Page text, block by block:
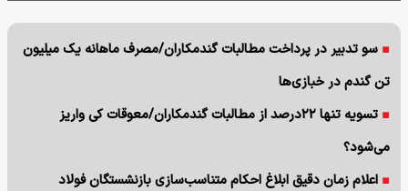
سو تدبیر در پرداخت مطالبات گندمکاران/مصرف ماهانه یک میلیون
تن گندم در خبازی‌ها
تسویه تنها ۲۲درصد از مطالبات گندمکاران/معوقات کی واریز
می‌شود؟
اعلام زمان دقیق ابلاغ احکام متناسب‌سازی بازنشستگان فولاد